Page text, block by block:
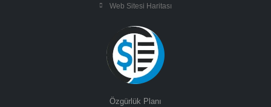
Web Sitesi Haritası
Özgürlük Planı